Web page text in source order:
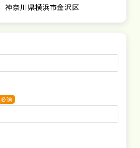
神奈川県横浜市金沢区
必須